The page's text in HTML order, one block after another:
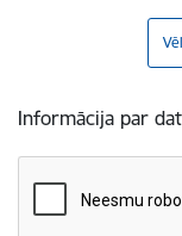
Informācija par